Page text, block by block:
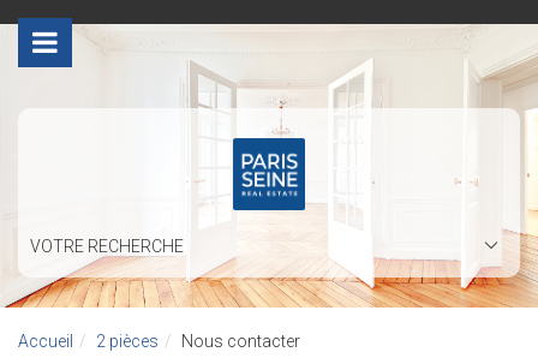
VOTRE RECHERCHE
Accueil 2 pièces Nous contacter